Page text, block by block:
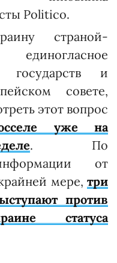
Politico.
страной-
и
совете,
этот вопрос
уже на
. По
от
мере, три
против
статуса